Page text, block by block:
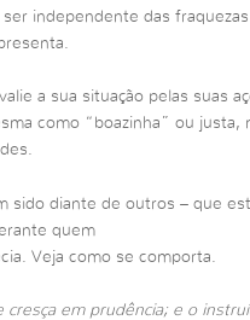
independente das
a sua situação pelas suas
como “boazinha” ou justa,
sido diante de outros – que
quem
Veja como se comporta.
cresça em prudência; e o